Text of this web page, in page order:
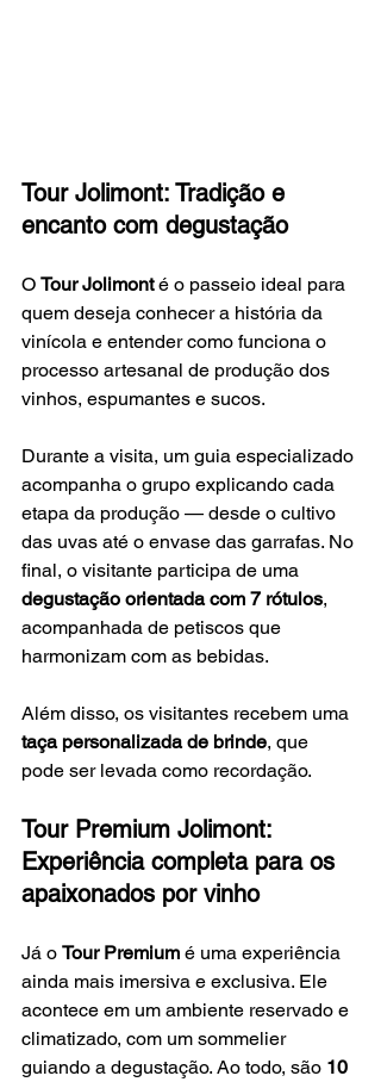
Tour Jolimont: Tradição e
encanto com degustação
O Tour Jolimont é o passeio ideal para
quem deseja conhecer a história da
vinícola e entender como funciona o
processo artesanal de produção dos
vinhos, espumantes e sucos.
Durante a visita, um guia especializado
acompanha o grupo explicando cada
etapa da produção — desde o cultivo
das uvas até o envase das garrafas. No
final, o visitante participa de uma
degustação orientada com 7 rótulos,
acompanhada de petiscos que
harmonizam com as bebidas.
Além disso, os visitantes recebem uma
taça personalizada de brinde, que
pode ser levada como recordação.
Tour Premium Jolimont:
Experiência completa para os
apaixonados por vinho
Já o Tour Premium é uma experiência
ainda mais imersiva e exclusiva. Ele
acontece em um ambiente reservado e
climatizado, com um sommelier
guiando a degustação. Ao todo, são 10